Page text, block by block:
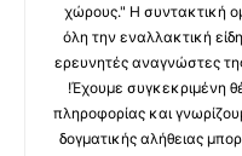
χώρους." Η συντακτική
όλη την εναλλακτική
ερευνητές αναγνώστες
!Έχουμε συγκεκριμένη
πληροφορίας και
δογματικής αλήθειας